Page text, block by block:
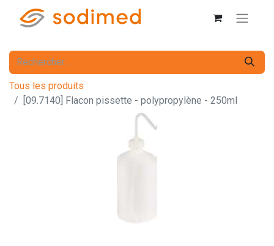
Tous les produits
[09.7140] Flacon pissette - polypropylène - 250ml